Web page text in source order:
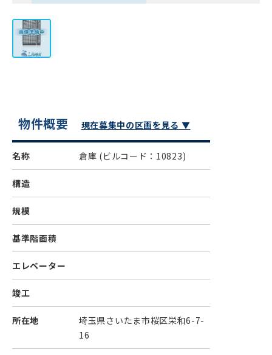
物件概要 現在募集中の区画を見る ▼
名称 倉庫 (ビルコード：10823)
構造
規模
基準階面積
エレベーター
竣工
所在地
埼玉県さいたま市桜区栄和6-7-
16